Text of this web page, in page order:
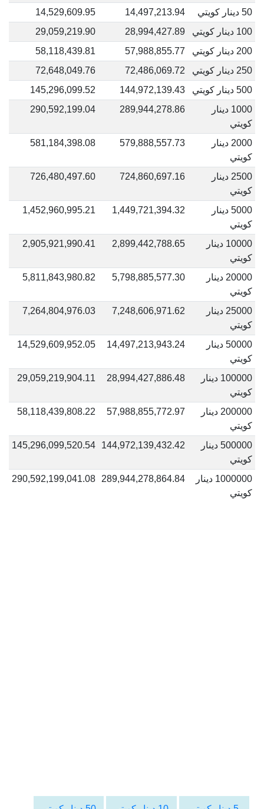
50 دينار كويتي
14,497,213.94
14,529,609.95
100 دينار كويتي
28,994,427.89
29,059,219.90
200 دينار كويتي
57,988,855.77
58,118,439.81
250 دينار كويتي
72,486,069.72
72,648,049.76
500 دينار كويتي
144,972,139.43
145,296,099.52
1000 دينار
كويتي
289,944,278.86
290,592,199.04
2000 دينار
كويتي
579,888,557.73
581,184,398.08
2500 دينار
كويتي
724,860,697.16
726,480,497.60
5000 دينار
كويتي
1,449,721,394.32
1,452,960,995.21
10000 دينار
كويتي
2,899,442,788.65
2,905,921,990.41
20000 دينار
كويتي
5,798,885,577.30
5,811,843,980.82
25000 دينار
كويتي
7,248,606,971.62
7,264,804,976.03
50000 دينار
كويتي
14,497,213,943.24
14,529,609,952.05
100000 دينار
كويتي
28,994,427,886.48
29,059,219,904.11
200000 دينار
كويتي
57,988,855,772.97
58,118,439,808.22
500000 دينار
كويتي
144,972,139,432.42
145,296,099,520.54
1000000 دينار
كويتي
289,944,278,864.84
290,592,199,041.08